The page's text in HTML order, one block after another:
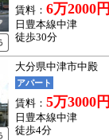
賃料： 6万2000円
日豊本線中津
徒歩30分
大分県中津市中殿
アパート
賃料： 5万3000円
日豊本線中津
徒歩4分